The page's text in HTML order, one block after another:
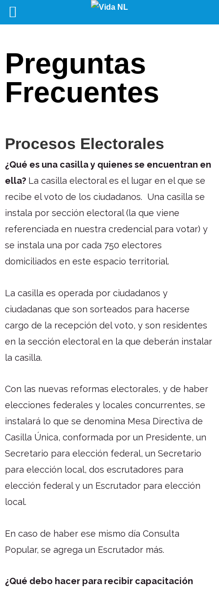
Preguntas
Frecuentes
Procesos Electorales
¿Qué es una casilla y quienes se encuentran en
ella? La casilla electoral es el lugar en el que se
recibe el voto de los ciudadanos. Una casilla se
instala por sección electoral (la que viene
referenciada en nuestra credencial para votar) y
se instala una por cada 750 electores
domiciliados en este espacio territorial.
La casilla es operada por ciudadanos y
ciudadanas que son sorteados para hacerse
cargo de la recepción del voto, y son residentes
en la sección electoral en la que deberán instalar
la casilla.
Con las nuevas reformas electorales, y de haber
elecciones federales y locales concurrentes, se
instalará lo que se denomina Mesa Directiva de
Casilla Única, conformada por un Presidente, un
Secretario para elección federal, un Secretario
para elección local, dos escrutadores para
elección federal y un Escrutador para elección
local.
En caso de haber ese mismo día Consulta
Popular, se agrega un Escrutador más.
¿Qué debo hacer para recibir capacitación